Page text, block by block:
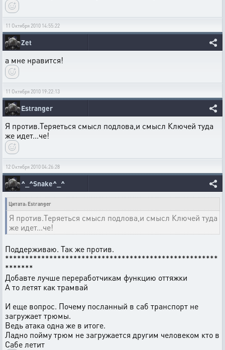
11 Октября 2010 14:55:22
Zet
а мне нравится!
11 Октября 2010 19:22:13
Estranger
Я против.Теряеться смысл подлова,и смысл Ключей туда
же идет...че!
12 Октября 2010 04:26:28
^_^Snake^_^
Цитата: Estranger
Я против.Теряеться смысл подлова,и смысл Ключей туда
же идет...че!
Поддерживаю. Так же против.
*****************************************************
*******
Добавте лучше переработчикам функцию оттяжки
А то летят как трамвай
И еще вопрос. Почему посланный в саб транспорт не
загружает трюмы.
Ведь атака одна же в итоге.
Ладно пойму трюм не загружается другим человеком кто в
Сабе летит